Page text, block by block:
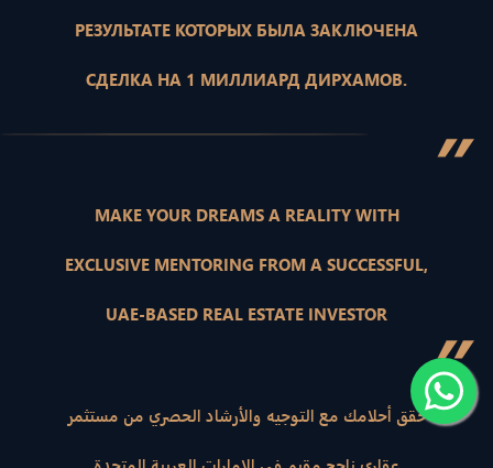
РЕЗУЛЬТАТЕ КОТОРЫХ БЫЛА ЗАКЛЮЧЕНА
СДЕЛКА НА 1 МИЛЛИАРД ДИРХАМОВ.
”
MAKE YOUR DREAMS A REALITY WITH
EXCLUSIVE MENTORING FROM A SUCCESSFUL,
UAE-BASED REAL ESTATE INVESTOR ”حقق أحلامك مع التوجيه والأرشاد الحصري من مستثمر